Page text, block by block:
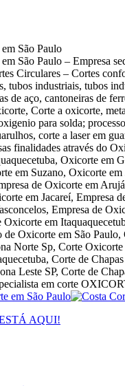
São Paulo
São Paulo – Empresa
Circulares – Cortes
tubos industriais, tubos
de aço, cantoneiras de
Corte a oxicorte,
para solda;
corte a laser em
finalidades através do
Oxicorte em
em Suzano, Oxicorte
de Oxicorte em
em Jacareí,
Empresa de
em
Oxicorte em São
Norte Sp, Corte
Corte de
Leste SP, Corte de
em corte
AQUI!